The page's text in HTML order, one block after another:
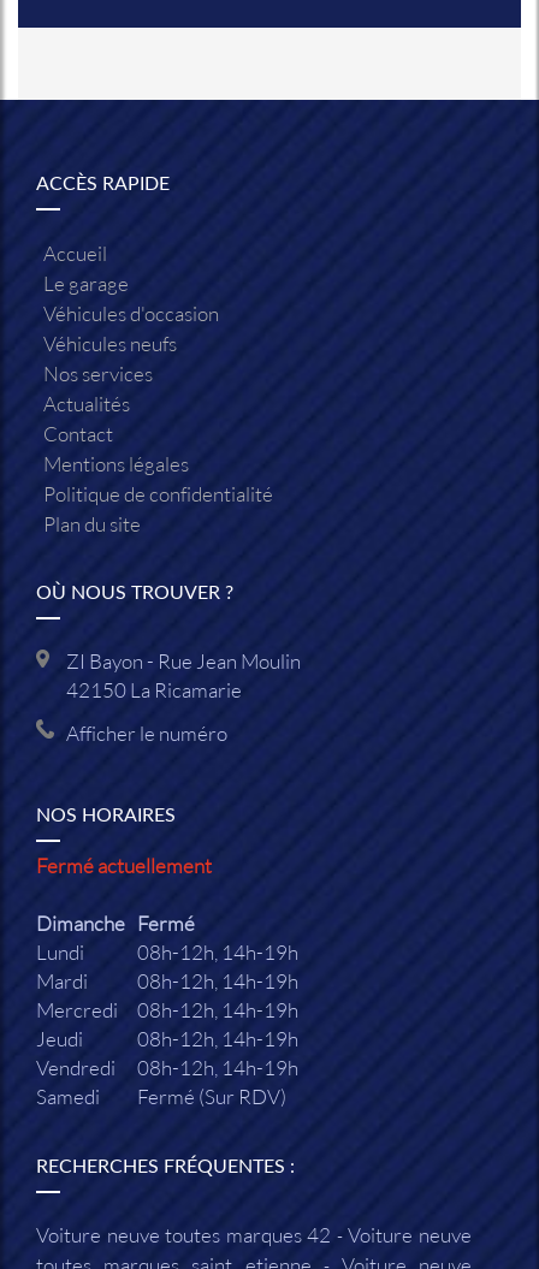
ACCÈS RAPIDE
Accueil
Le garage
Véhicules d'occasion
Véhicules neufs
Nos services
Actualités
Contact
Mentions légales
Politique de confidentialité
Plan du site
OÙ NOUS TROUVER ?
ZI Bayon - Rue Jean Moulin
42150La Ricamarie
Afficher le numéro
NOS HORAIRES
Fermé actuellement
Dimanche Fermé
Lundi
08h-12h, 14h-19h
Mardi
08h-12h, 14h-19h
Mercredi
08h-12h, 14h-19h
Jeudi
08h-12h, 14h-19h
Vendredi
08h-12h, 14h-19h
Samedi
Fermé (Sur RDV)
RECHERCHES FRÉQUENTES :
Voiture neuve toutes marques 42
Voiture neuve